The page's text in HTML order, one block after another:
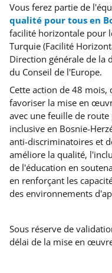
Vous ferez partie de
qualité pour tous en
facilité horizontale pour
Turquie (Facilité
Direction générale de la
du Conseil de l'Europe.
Cette action de 48
favoriser la mise en
avec une feuille de
inclusive en Bosnie-
anti-discriminatoires et
améliore la qualité,
de l'éducation en
en renforçant les
des environnements
Sous réserve de
délai de la mise en œu